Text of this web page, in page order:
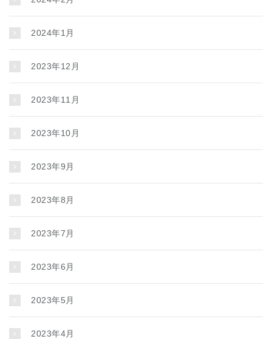
2024年1月
2023年12月
2023年11月
2023年10月
2023年9月
2023年8月
2023年7月
2023年6月
2023年5月
2023年4月